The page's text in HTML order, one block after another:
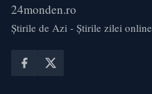
24monden.ro
Știrile de Azi - Știrile zilei online